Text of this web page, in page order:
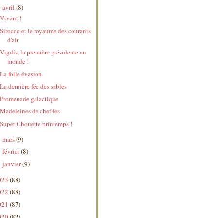
avril (8)
Vivant !
Sirocco et le royaume des courants
d'air
Vigdís, la première présidente au
monde !
La folle évasion
La dernière fée des sables
Promenade galactique
Madeleines de chef·fes
Super Chouette printemps !
mars(9)
février(8)
janvier(9)
(88)
(88)
(87)